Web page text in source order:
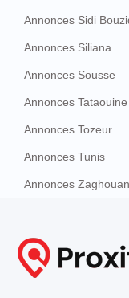
Annonces Sidi
Annonces Siliana
Annonces Sousse
Annonces Tataouine
Annonces Tozeur
Annonces Tunis
Annonces Zaghouan